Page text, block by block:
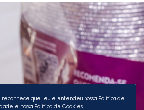
reconhece que leu e entendeu nossa Política de
e nossa Política de Cookies